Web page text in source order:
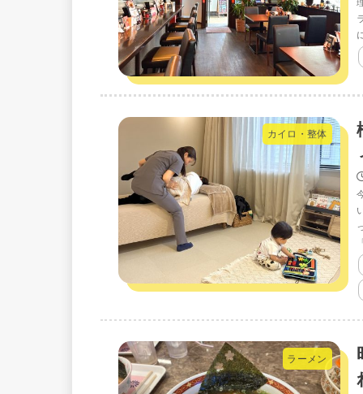
カイロ・整体
ラーメン